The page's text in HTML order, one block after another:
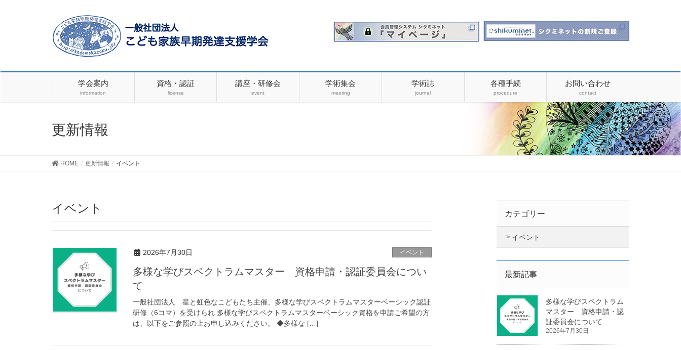
学会案内
information
資格・認証
license
講座・研修会
event
学術集会
meeting
学術誌
journal
各種手続
procedure
お問い合わせ
contact
更新情報
HOME 更新情報 イベント
イベント
2026年7月30日 イベント
多様な学びスペクトラムマスター 資格申請・認証委員会につい
て
一般社団法人 星と虹色なこどもたち主催、多様な学びスペクトラムマスターベーシック認証
研修（6コマ）を受けられ 多様な学びスペクトラムマスターベーシック資格を申請ご希望の方
は、以下をご参照の上お申し込みください。 ◆多様な […]
カテゴリー
イベント
最新記事
多様な学びスペクトラム
マスター 資格申請・認
証委員会について
2026年7月30日